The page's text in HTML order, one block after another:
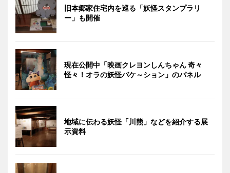
旧本郷家住宅内を巡る「妖怪スタンプラリ
ー」も開催
現在公開中「映画クレヨンしんちゃん 奇々
怪々！オラの妖怪バケ～ション」のパネル
地域に伝わる妖怪「川熊」などを紹介する展
示資料